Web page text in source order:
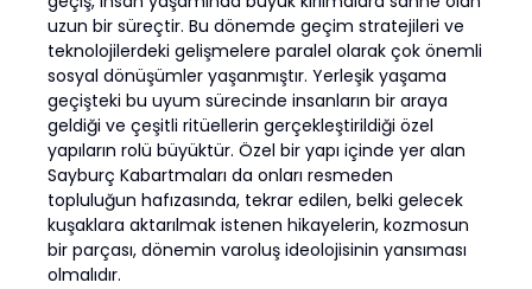
uzun bir süreçtir. Bu dönemde geçim stratejileri ve
teknolojilerdeki gelişmelere paralel olarak çok önemli
sosyal dönüşümler yaşanmıştır. Yerleşik yaşama
geçişteki bu uyum sürecinde insanların bir araya
geldiği ve çeşitli ritüellerin gerçekleştirildiği özel
yapıların rolü büyüktür. Özel bir yapı içinde yer alan
Sayburç Kabartmaları da onları resmeden
topluluğun hafızasında, tekrar edilen, belki gelecek
kuşaklara aktarılmak istenen hikayelerin, kozmosun
bir parçası, dönemin varoluş ideolojisinin yansıması
olmalıdır.